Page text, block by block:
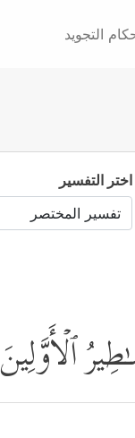
التجويد
اختر التفسير
ٱلۡأَوَّلِینَ